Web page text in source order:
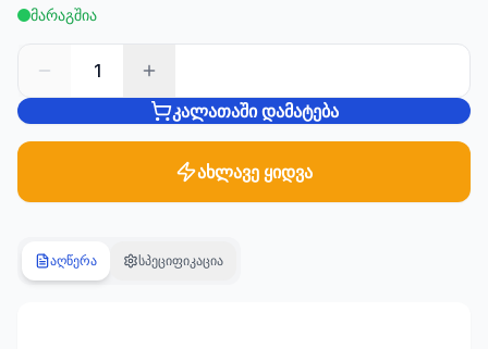
ᲙᲐᲢᲔᲒᲝᲠᲘᲔᲑᲘ
ბაღი და
701
პროდუქტი
მარაგშია
1
კალათაში დამატება
ახლავე ყიდვა
აღწერა სპეციფიკაცია